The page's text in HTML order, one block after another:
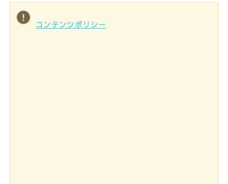
コンテンツポリシー